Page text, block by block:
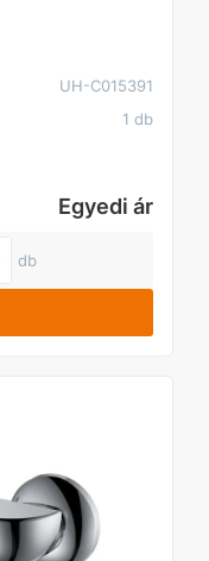
UH-C015391
1 db
Egyedi ár
db